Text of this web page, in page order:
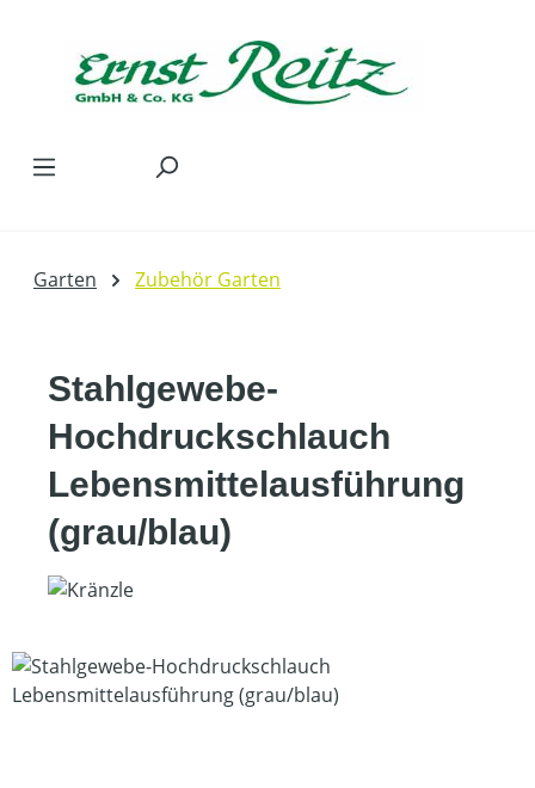
Garten Zubehör Garten
Stahlgewebe-
Hochdruckschlauch
Lebensmittelausführung
(grau/blau)
Bildergalerie überspringen